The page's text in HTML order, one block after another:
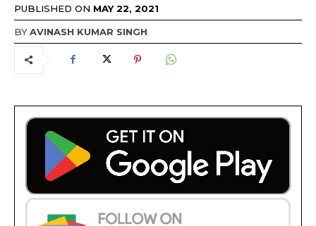
PUBLISHED ON MAY 22, 2021
BYAVINASH KUMAR SINGH